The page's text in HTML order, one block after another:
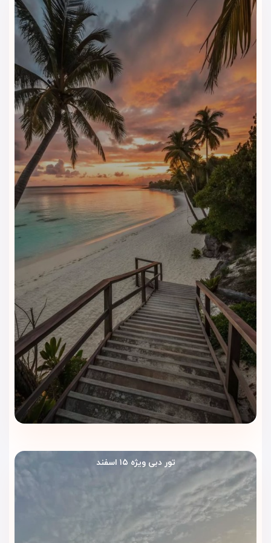
آرام‌کردن ذهن و بدن است. استفاده از نور ملایم، موسیقی
آرامش‌بخش و طراحی مینیمال باعث می‌شود تجربه‌ای فوق‌العاده از
اسپا در ذهن مهمان باقی بماند.
سونا، جکوزی و حمام بخار
در کنار اسپا، بخش‌های مجزایی برای سونا خشک، سونا بخار و
جکوزی تعبیه شده که برای تقویت سیستم ایمنی، افزایش جریان
خون و ریلکس‌کردن عضلات گزینه‌ای بسیار مناسب هستند. این
امکانات به‌صورت رایگان برای مهمانان هتل در دسترس است.
زمین تنیس و فضای باز
هتل دارای زمین تنیس اختصاصی با نورپردازی مناسب برای بازی در
طول شب است. علاقه‌مندان به ورزش در فضای باز می‌توانند در
کنار فضای سبز زیبا، لحظاتی پرانرژی را تجربه کنند. مسیرهای
پیاده‌روی داخل باغ، آب‌نماها و فضای دل‌انگیز بیرونی هتل نیز برای
قدم‌زدن و عکاسی بسیار دلپذیر است.
با اقامت در هتل سوئیس اوتل المروج دبی
، نه تنها از لوکس‌ترین
امکانات داخل اتاق بهره‌مند می‌شوید، بلکه در فضای عمومی هتل
نیز آرامش، سلامتی و تفریح را به بهترین شکل ممکن تجربه خواهید
کرد.
چرا هتل سوئیس اوتل المروج دبی؟
• موقعیت عالی نزدیک به برج خلیفه و دبی مال
تور دبی ویژه ۱۵ اسفند